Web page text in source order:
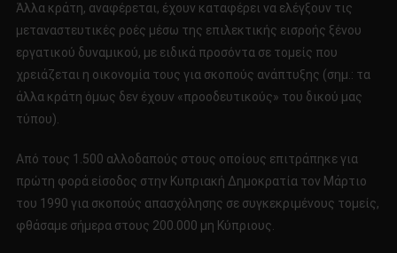
Άλλα κράτη, αναφέρεται, έχουν καταφέρει να ελέγξουν τις
μεταναστευτικές ροές μέσω της επιλεκτικής εισροής ξένου
εργατικού δυναμικού, με ειδικά προσόντα σε τομείς που
χρειάζεται η οικονομία τους για σκοπούς ανάπτυξης (σημ.: τα
άλλα κράτη όμως δεν έχουν «προοδευτικούς» του δικού μας
τύπου).
Από τους 1.500 αλλοδαπούς στους οποίους επιτράπηκε για
πρώτη φορά είσοδος στην Κυπριακή Δημοκρατία τον Μάρτιο
του 1990 για σκοπούς απασχόλησης σε συγκεκριμένους τομείς,
φθάσαμε σήμερα στους 200.000 μη Κύπριους.